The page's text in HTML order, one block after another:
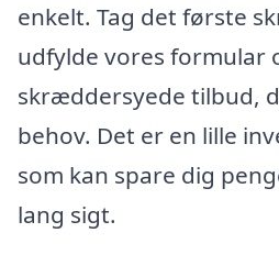
enkelt. Tag det første
udfylde vores formular
skræddersyede tilbud,
behov. Det er en lille
som kan spare dig
lang sigt.